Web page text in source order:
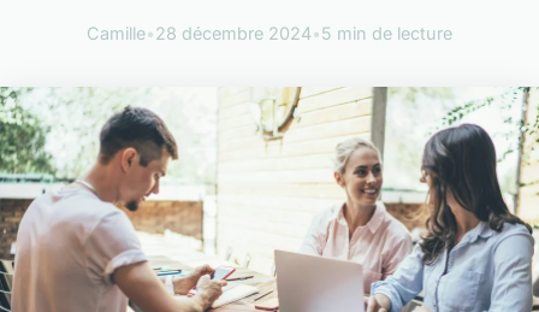
Camille•28 décembre 2024•5 min de lecture